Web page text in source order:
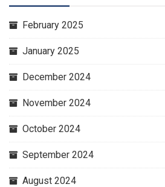
February 2025
January 2025
December 2024
November 2024
October 2024
September 2024
August 2024